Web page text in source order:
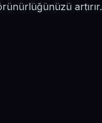
artırır.